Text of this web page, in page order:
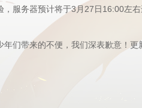
服务器预计将于3月27日16:00左
们带来的不便，我们深表歉意！更